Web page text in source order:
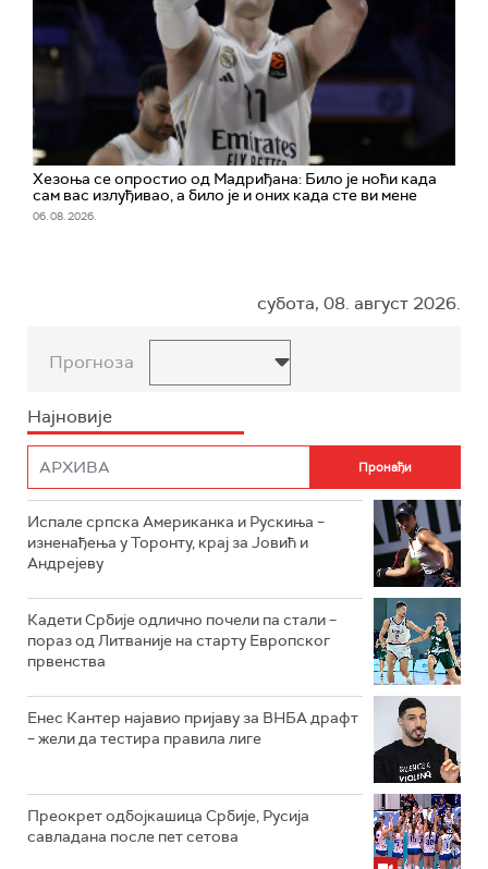
Хезоња се опростио од Мадриђана: Било је ноћи када
сам вас излуђивао, а било је и оних када сте ви мене
06. 08. 2026.
субота, 08. август 2026.
Прогноза
Најновије
Испале српска Американка и Рускиња –
изненађења у Торонту, крај за Јовић и
Андрејеву
Кадети Србије одлично почели па стали –
пораз од Литваније на старту Европског
првенства
Енес Кантер најавио пријаву за ВНБА драфт
– жели да тестира правила лиге
Преокрет одбојкашица Србије, Русија
савладана после пет сетова